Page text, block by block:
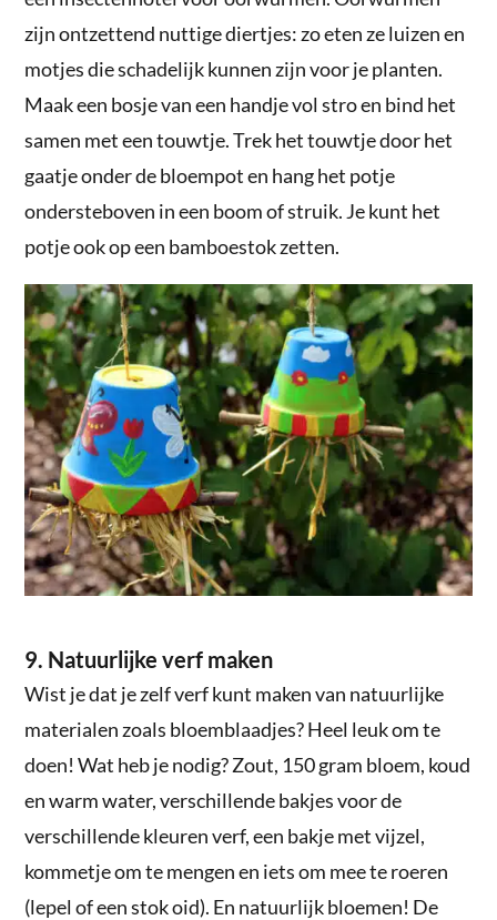
zijn ontzettend nuttige diertjes: zo eten ze luizen en
motjes die schadelijk kunnen zijn voor je planten.
Maak een bosje van een handje vol stro en bind het
samen met een touwtje. Trek het touwtje door het
gaatje onder de bloempot en hang het potje
ondersteboven in een boom of struik. Je kunt het
potje ook op een bamboestok zetten.
9. Natuurlijke verf maken
Wist je dat je zelf verf kunt maken van natuurlijke
materialen zoals bloemblaadjes? Heel leuk om te
doen! Wat heb je nodig? Zout, 150 gram bloem, koud
en warm water, verschillende bakjes voor de
verschillende kleuren verf, een bakje met vijzel,
kommetje om te mengen en iets om mee te roeren
(lepel of een stok oid). En natuurlijk bloemen! De